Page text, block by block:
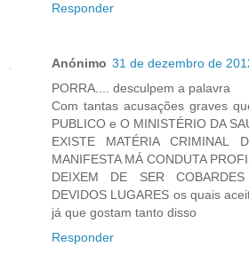
Responder
Anónimo 31 de dezembro de
PORRA.... desculpem a palavra
Com tantas acusações graves
PUBLICO e O MINISTÉRIO DA
EXISTE MATÉRIA CRIMINAL
MANIFESTA MÁ CONDUTA
DEIXEM DE SER
DEVIDOS LUGARES os quais
já que gostam tanto disso
Responder